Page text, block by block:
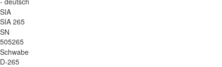
SIA
SIA 265
SN
505265
Schwabe
D-265